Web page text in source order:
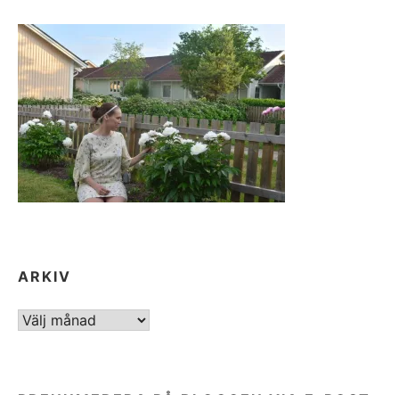
ARKIV
ARKIV